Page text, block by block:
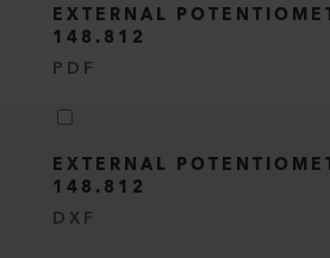
EXTERNAL
148.812
PDF
EXTERNAL
148.812
DXF